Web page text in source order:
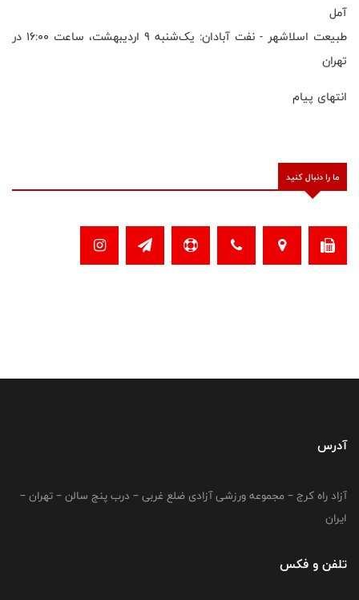
آمل
طبیعت اسلاشهر - نفت آبادان: یک‌شنبه ۹ اردیبهشت، ساعت ۱۶:۰۰ در
تهران
انتهای پیام
ما را دنبال کنید
آدرس
آزاد راه کرج – مجموعه ورزشی آزادی ضلع غربی – درب پنج سالن – تهران –
ایران
تلفن و فکس